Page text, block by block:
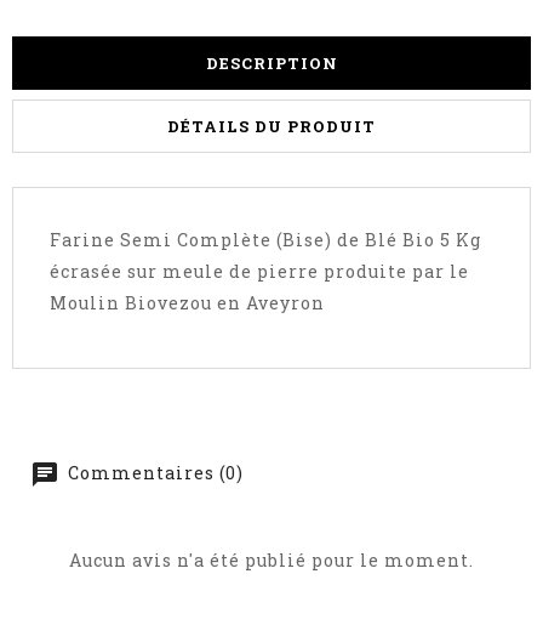
DESCRIPTION
DÉTAILS DU PRODUIT
Farine Semi Complète (Bise) de Blé Bio 5 Kg
écrasée sur meule de pierre produite par le
Moulin Biovezou en Aveyron
Commentaires (0)
Aucun avis n'a été publié pour le moment.